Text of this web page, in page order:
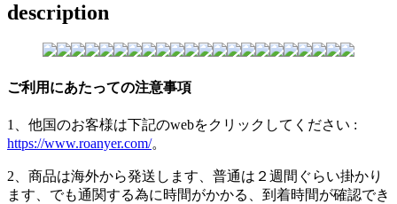
description
ご利用にあたっての注意事項
1、他国のお客様は下記のwebをクリックしてください :
https://www.roanyer.com/。
2、商品は海外から発送します、普通は２週間ぐらい掛かり
ます、でも通関する為に時間がかかる、到着時間が確認でき